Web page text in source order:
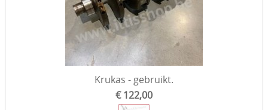
Krukas - gebruikt.
€ 122,00